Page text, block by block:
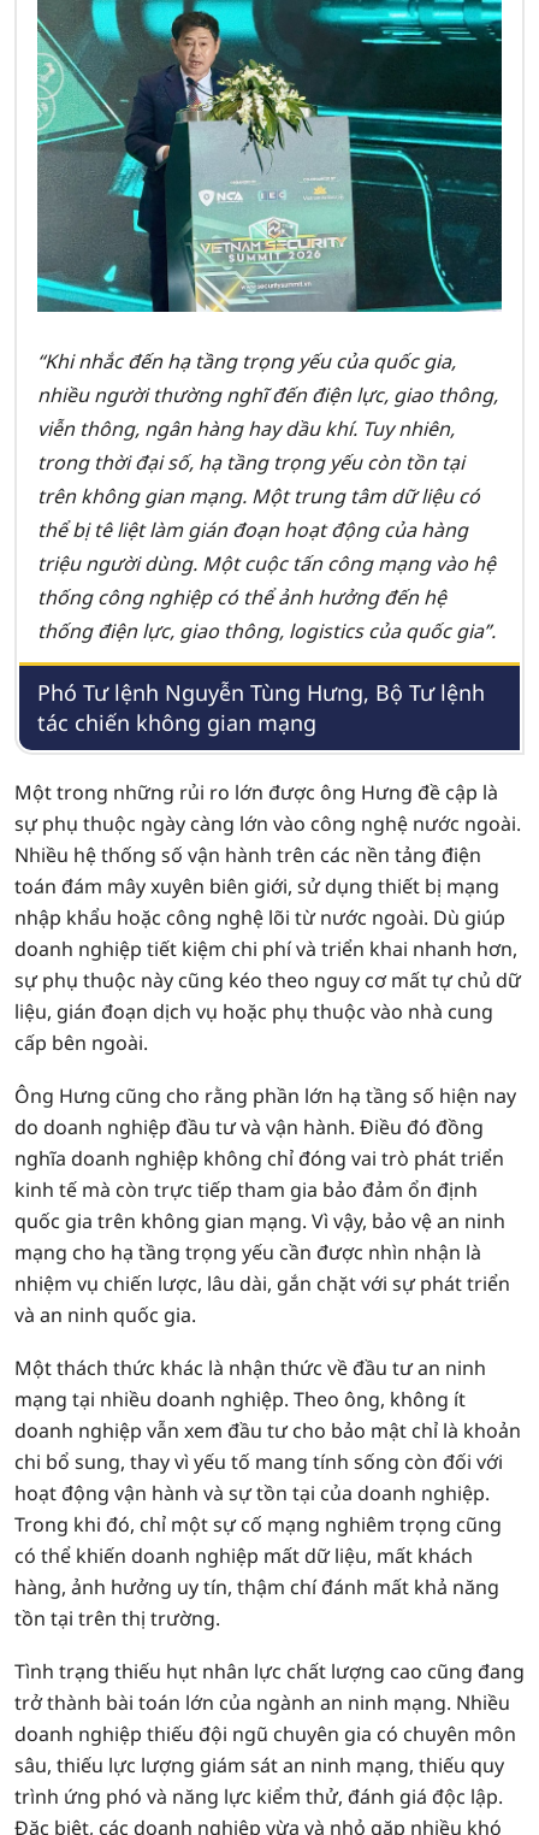
“Khi nhắc đến hạ tầng trọng yếu của quốc gia,
nhiều người thường nghĩ đến điện lực, giao thông,
viễn thông, ngân hàng hay dầu khí. Tuy nhiên,
trong thời đại số, hạ tầng trọng yếu còn tồn tại
trên không gian mạng. Một trung tâm dữ liệu có
thể bị tê liệt làm gián đoạn hoạt động của hàng
triệu người dùng. Một cuộc tấn công mạng vào hệ
thống công nghiệp có thể ảnh hưởng đến hệ
thống điện lực, giao thông, logistics của quốc gia”.
Phó Tư lệnh Nguyễn Tùng Hưng, Bộ Tư lệnh
tác chiến không gian mạng
Một trong những rủi ro lớn được ông Hưng đề cập là
sự phụ thuộc ngày càng lớn vào công nghệ nước ngoài.
Nhiều hệ thống số vận hành trên các nền tảng điện
toán đám mây xuyên biên giới, sử dụng thiết bị mạng
nhập khẩu hoặc công nghệ lõi từ nước ngoài. Dù giúp
doanh nghiệp tiết kiệm chi phí và triển khai nhanh hơn,
sự phụ thuộc này cũng kéo theo nguy cơ mất tự chủ dữ
liệu, gián đoạn dịch vụ hoặc phụ thuộc vào nhà cung
cấp bên ngoài.
Ông Hưng cũng cho rằng phần lớn hạ tầng số hiện nay
do doanh nghiệp đầu tư và vận hành. Điều đó đồng
nghĩa doanh nghiệp không chỉ đóng vai trò phát triển
kinh tế mà còn trực tiếp tham gia bảo đảm ổn định
quốc gia trên không gian mạng. Vì vậy, bảo vệ an ninh
mạng cho hạ tầng trọng yếu cần được nhìn nhận là
nhiệm vụ chiến lược, lâu dài, gắn chặt với sự phát triển
và an ninh quốc gia.
Một thách thức khác là nhận thức về đầu tư an ninh
mạng tại nhiều doanh nghiệp. Theo ông, không ít
doanh nghiệp vẫn xem đầu tư cho bảo mật chỉ là khoản
chi bổ sung, thay vì yếu tố mang tính sống còn đối với
hoạt động vận hành và sự tồn tại của doanh nghiệp.
Trong khi đó, chỉ một sự cố mạng nghiêm trọng cũng
có thể khiến doanh nghiệp mất dữ liệu, mất khách
hàng, ảnh hưởng uy tín, thậm chí đánh mất khả năng
tồn tại trên thị trường.
Tình trạng thiếu hụt nhân lực chất lượng cao cũng đang
trở thành bài toán lớn của ngành an ninh mạng. Nhiều
doanh nghiệp thiếu đội ngũ chuyên gia có chuyên môn
sâu, thiếu lực lượng giám sát an ninh mạng, thiếu quy
trình ứng phó và năng lực kiểm thử, đánh giá độc lập.
Đặc biệt, các doanh nghiệp vừa và nhỏ gặp nhiều khó